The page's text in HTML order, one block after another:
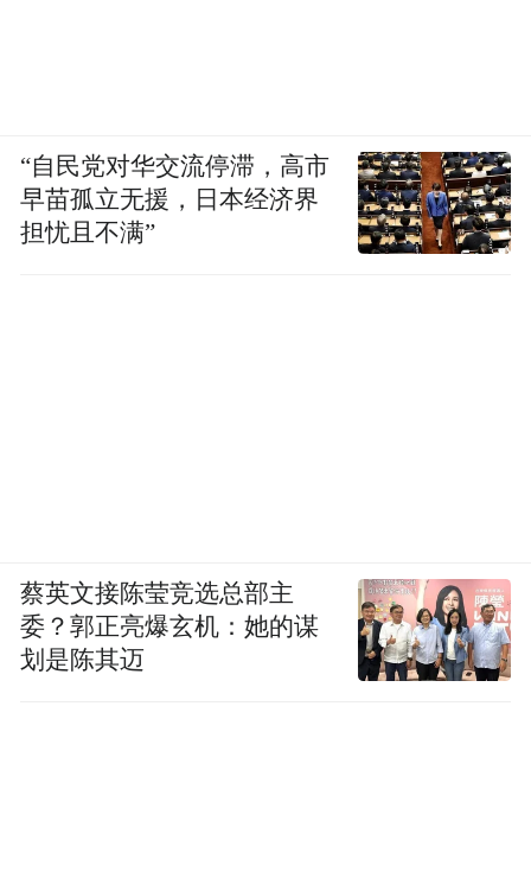
“自民党对华交流停滞，高市
早苗孤立无援，日本经济界
担忧且不满”
蔡英文接陈莹竞选总部主
委？郭正亮爆玄机：她的谋
划是陈其迈